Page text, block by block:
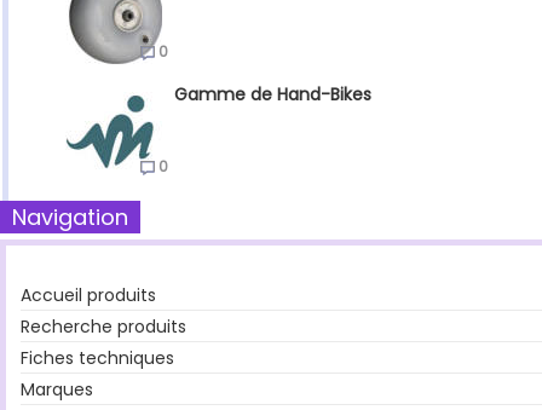
0
Gamme de Hand-Bikes
0
Navigation
Accueil produits
Recherche produits
Fiches techniques
Marques